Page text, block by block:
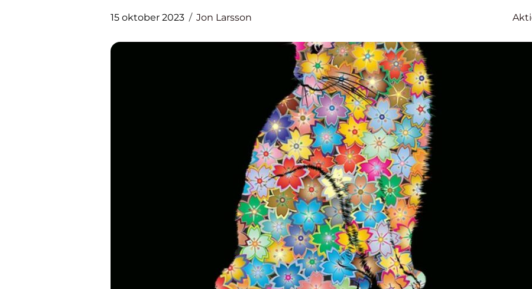
15 oktober 2023 Jon Larsson